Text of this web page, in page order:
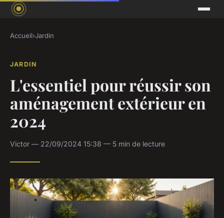
Accueil›Jardin
JARDIN
L'essentiel pour réussir son
aménagement extérieur en
2024
Victor — 22/09/2024 15:38 — 5 min de lecture